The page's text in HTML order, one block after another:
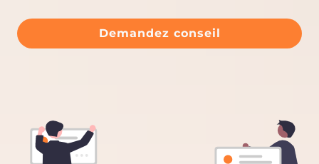
Demandez conseil